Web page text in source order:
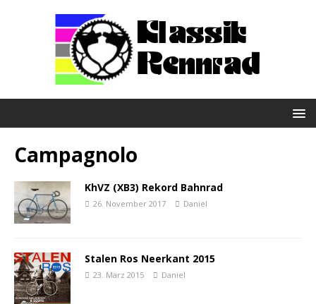
Campagnolo
KhVZ (XB3) Rekord Bahnrad
26. November 2017 Daniel
Stalen Ros Neerkant 2015
23. März 2015 Daniel